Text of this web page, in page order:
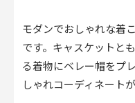
モダンでおしゃれな着
です。キャスケットと
る着物にベレー帽をプ
しゃれコーディネート